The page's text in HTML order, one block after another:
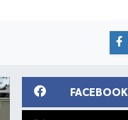
FACEBOOK